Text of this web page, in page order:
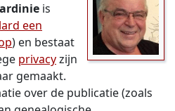
is
een
) en bestaat
privacyzijn
gemaakt.
over de publicatie (zoals